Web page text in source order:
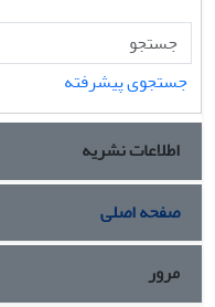
جستجوی پیشرفته
اطلاعات نشریه
صفحه اصلی
مرور